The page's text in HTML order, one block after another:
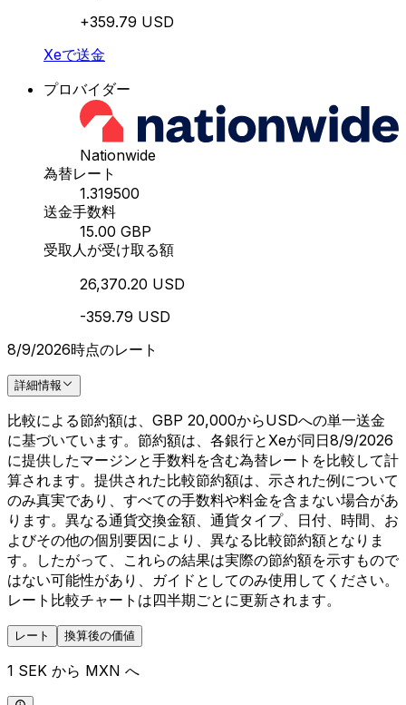
+359.79 USD
Xeで送金
プロバイダー
Nationwide
為替レート
1.319500
送金手数料
15.00 GBP
受取人が受け取る額
26,370.20 USD
-359.79 USD
8/9/2026時点のレート
詳細情報
比較による節約額は、GBP 20,000からUSDへの単一送金
に基づいています。節約額は、各銀行とXeが同日8/9/2026
に提供したマージンと手数料を含む為替レートを比較して計
算されます。提供された比較節約額は、示された例について
のみ真実であり、すべての手数料や料金を含まない場合があ
ります。異なる通貨交換金額、通貨タイプ、日付、時間、お
よびその他の個別要因により、異なる比較節約額となりま
す。したがって、これらの結果は実際の節約額を示すもので
はない可能性があり、ガイドとしてのみ使用してください。
レート比較チャートは四半期ごとに更新されます。
レート 換算後の価値
1 SEK から MXN へ